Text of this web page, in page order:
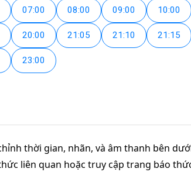
07:00 08:00 09:00 10:00
20:00 21:05 21:10 21:15
23:00
thời gian, nhãn, và âm thanh bên
liên quan hoặc truy cập trang báo